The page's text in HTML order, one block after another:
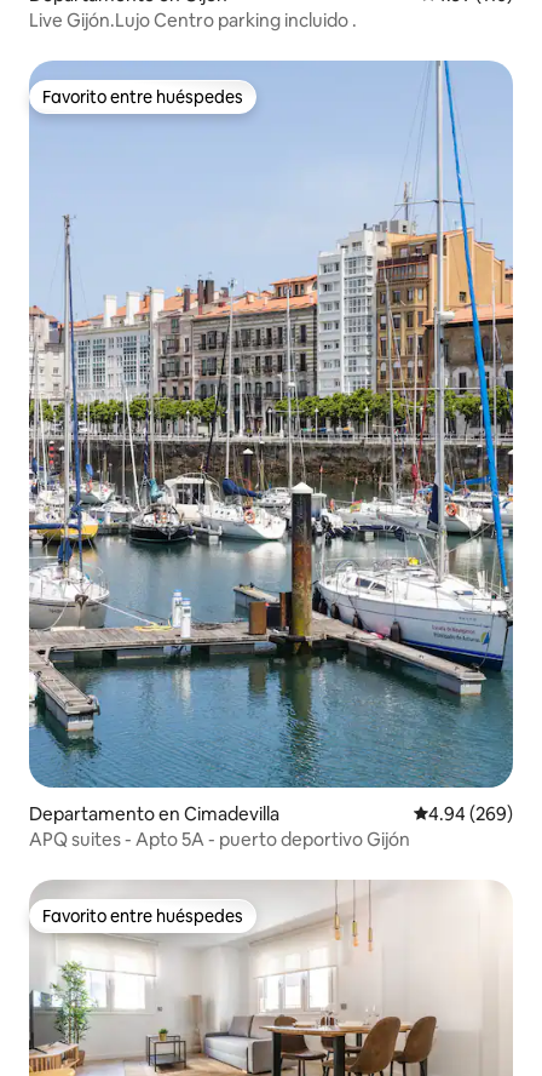
Live Gijón.Lujo Centro parking incluido .
Favorito entre huéspedes
Favorito entre huéspedes
Departamento en Cimadevilla Calificación
4.94 (269)
APQ suites - Apto 5A - puerto deportivo Gijón
Favorito entre huéspedes
Favorito entre huéspedes